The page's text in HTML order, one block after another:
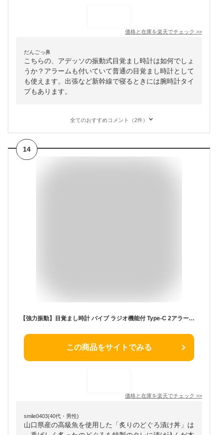
価格と在庫を楽天でチェック >>
だんごっ鼻
こちらの、アデッソの振動式目覚まし時計は如何でしょ
うか？アラームも付いていて普通の目覚まし時計として
も使えます。出張など新幹線で寝るときには腕時計タイ
プもあります。
全てのおすすめコメント（2件）
14
【強力振動】目覚まし時計 バイブ ラジオ機能付 Type-C 2アラーム設定可 5～60分スヌーズ 省電力 3段階振動 3モード 常時点灯 12/24時表示 バックライト 薄型 軽量 ロック機能 サマータイム対応 ホワイト 取扱説明書付 1年保証
この商品をサイトでみる
価格と在庫を楽天でチェック >>
smile0403(40代・男性)
山口県産の高級魚を使用した「炙りのどぐろ漬け丼」は